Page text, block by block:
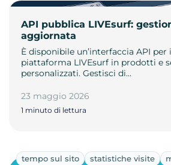
API pubblica LIVEsurf:
aggiornata
È disponibile un’interfaccia API per
piattaforma LIVEsurf in prodotti e
personalizzati. Gestisci di…
23 maggio 2026
1 minuto di lettura
tempo sul sito statistiche visite